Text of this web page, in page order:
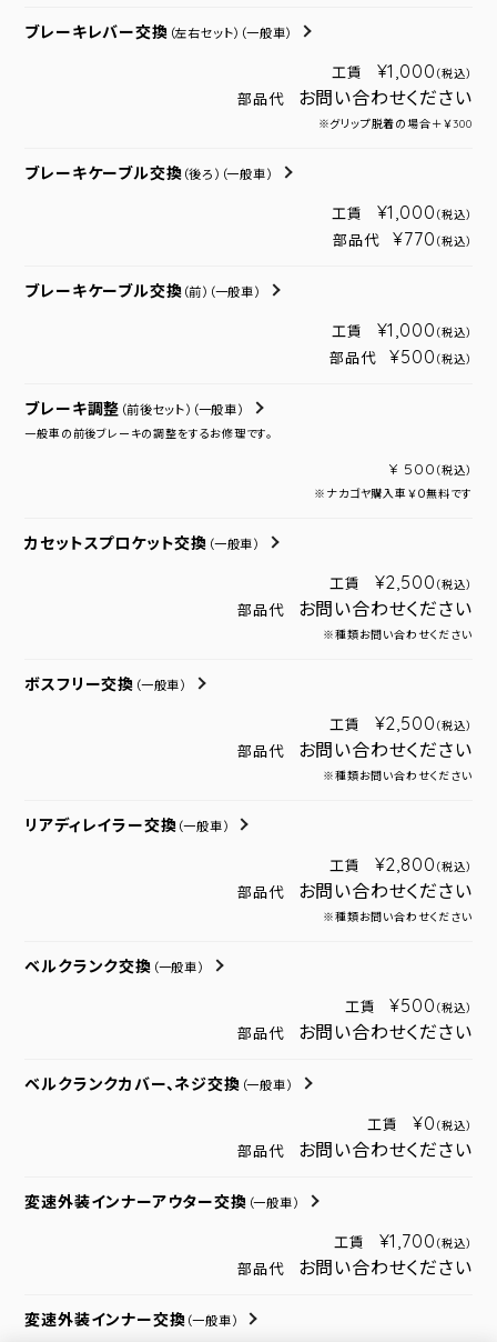
ブレーキレバー交換 （左右セット） （一般車）
工賃 ¥1,000 （税込）
部品代 お問い合わせください
※グリップ脱着の場合＋￥300
ブレーキケーブル交換 （後ろ） （一般車）
工賃 ¥1,000 （税込）
部品代 ¥770 （税込）
ブレーキケーブル交換 （前） （一般車）
工賃 ¥1,000 （税込）
部品代 ¥500 （税込）
ブレーキ調整 （前後セット） （一般車）
一般車の前後ブレーキの調整をするお修理です。
¥ 500 （税込）
※ナカゴヤ購入車￥０無料です
カセットスプロケット交換 （一般車）
工賃 ¥2,500 （税込）
部品代 お問い合わせください
※種類お問い合わせください
ボスフリー交換 （一般車）
工賃 ¥2,500 （税込）
部品代 お問い合わせください
※種類お問い合わせください
リアディレイラー交換 （一般車）
工賃 ¥2,800 （税込）
部品代 お問い合わせください
※種類お問い合わせください
ベルクランク交換 （一般車）
工賃 ¥500 （税込）
部品代 お問い合わせください
ベルクランクカバー、ネジ交換 （一般車）
工賃 ¥0 （税込）
部品代 お問い合わせください
変速外装インナーアウター交換 （一般車）
工賃 ¥1,700 （税込）
部品代 お問い合わせください
変速外装インナー交換 （一般車）